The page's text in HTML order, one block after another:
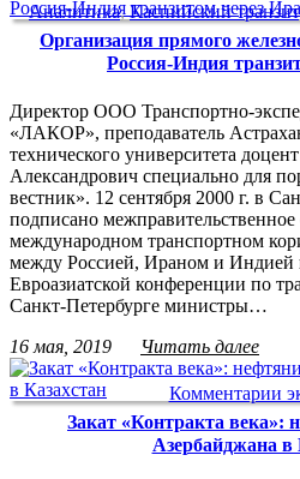
Аналитика,Каспийский транзит
Организация прямого
Россия-Индия
Директор ООО Транспортно-
«ЛАКОР», преподаватель
технического университета
Александрович специально для
вестник». 12 сентября 2000 г. в
подписано
международном транспортном
между Россией, Ираном и Индией
Евроазиатской конференции по
Санкт-Петербурге министры…
16 мая, 2019
Читать далее
Комментарии
Закат «Контракта века»:
Азербайджана в